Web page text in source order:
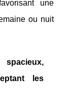
une
ou nuit
les